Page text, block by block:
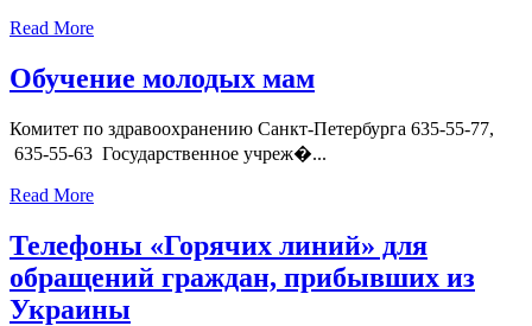
Read More
Обучение молодых мам
Комитет по здравоохранению Санкт-Петербурга 635-55-77,
635-55-63 Государственное учреж�...
Read More
Телефоны «Горячих линий» для
обращений граждан, прибывших из
Украины